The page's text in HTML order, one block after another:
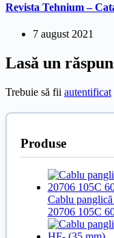
Revista Tehnium –
7 august 2021
Lasă un
Trebuie să fii autentificat
Produse
Cablu
20706 105C